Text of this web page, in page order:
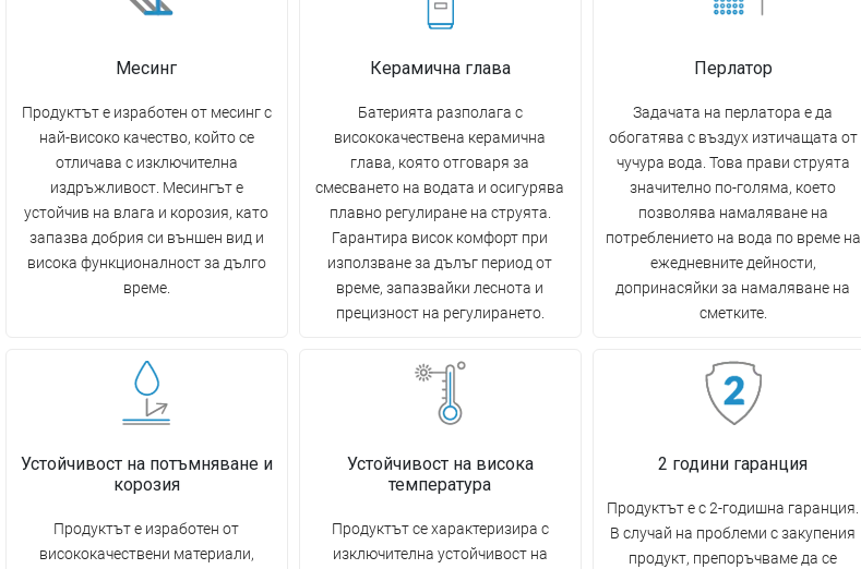
Месинг
Продуктът е изработен от месинг с
най-високо качество, който се
отличава с изключителна
издръжливост. Месингът е
устойчив на влага и корозия, като
запазва добрия си външен вид и
висока функционалност за дълго
време.
Керамична глава
Батерията разполага с
висококачествена керамична
глава, която отговаря за
смесването на водата и осигурява
плавно регулиране на струята.
Гарантира висок комфорт при
използване за дълъг период от
време, запазвайки леснота и
прецизност на регулирането.
Перлатор
Задачата на перлатора е да
обогатява с въздух изтичащата от
чучура вода. Това прави струята
значително по-голяма, което
позволява намаляване на
потреблението на вода по време на
ежедневните дейности,
допринасяйки за намаляване на
сметките.
Устойчивост на потъмняване и
корозия
Продуктът е изработен от
висококачествени материали,
Устойчивост на висока
температура
Продуктът се характеризира с
изключителна устойчивост на
2 години гаранция
Продуктът е с 2-годишна гаранция.
В случай на проблеми с закупения
продукт, препоръчваме да се